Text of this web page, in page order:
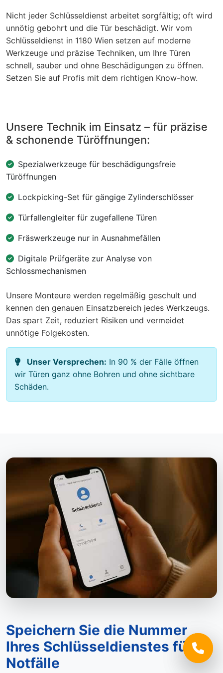
Nicht jeder Schlüsseldienst arbeitet sorgfältig; oft wird
unnötig gebohrt und die Tür beschädigt. Wir vom
Schlüsseldienst in 1180 Wien setzen auf moderne
Werkzeuge und präzise Techniken, um Ihre Türen
schnell, sauber und ohne Beschädigungen zu öffnen.
Setzen Sie auf Profis mit dem richtigen Know-how.
Unsere Technik im Einsatz – für präzise
& schonende Türöffnungen:
Spezialwerkzeuge für beschädigungsfreie
Türöffnungen
Lockpicking-Set für gängige Zylinderschlösser
Türfallengleiter für zugefallene Türen
Fräswerkzeuge nur in Ausnahmefällen
Digitale Prüfgeräte zur Analyse von
Schlossmechanismen
Unsere Monteure werden regelmäßig geschult und
kennen den genauen Einsatzbereich jedes Werkzeugs.
Das spart Zeit, reduziert Risiken und vermeidet
unnötige Folgekosten.
Unser Versprechen: In 90 % der Fälle öffnen
wir Türen ganz ohne Bohren und ohne sichtbare
Schäden.
Speichern Sie die Nummer
Ihres Schlüsseldienstes für
Notfälle